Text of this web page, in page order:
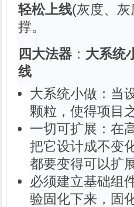
轻松上线(灰度、
撑。
四大法器 ： 大系统
线
大系统小做：当
颗粒，使得项目
一切可扩展：在
把它设计成不变
都要变得可以扩展
必须建立基础组
验固化下来，固